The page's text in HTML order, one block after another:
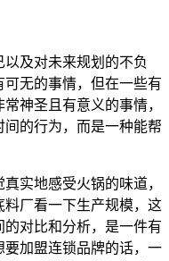
及对未来规划的不负
无的事情，但在一些有
神圣且有意义的事情，
的行为，而是一种能帮
实地感受火锅的味道，
厂看一下生产规模，这
对比和分析，是一件有
加盟连锁品牌的话，一